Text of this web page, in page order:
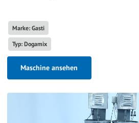
Marke: Gasti
Typ: Dogamix
Maschine ansehen